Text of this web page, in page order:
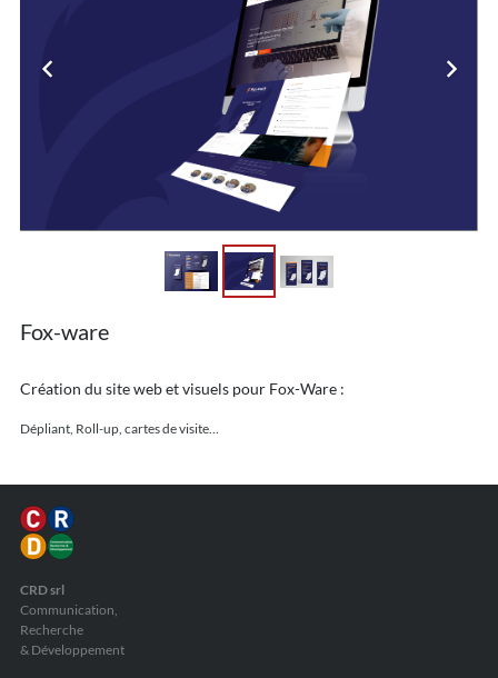
Fox-ware
Création du site web et visuels pour Fox-Ware :
Dépliant, Roll-up, cartes de visite…
CRD srl
Communication,
Recherche
& Développement